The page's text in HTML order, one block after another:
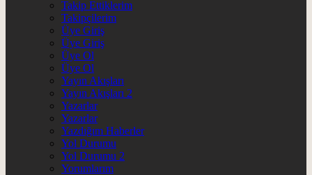
Takip Ettiklerim
Takipçilerim
Üye Giriş
Üye Giriş
Üye Ol
Üye Ol
Yayın Akışları
Yayın Akışları 2
Yazarlar
Yazarlar
Yazdığım Haberler
Yol Durumu
Yol Durumu 2
Yorumlarım